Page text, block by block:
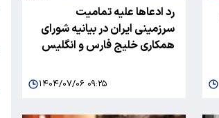
رد ادعاها علیه تمامیت
سرزمینی ایران در بیانیه شورای
همکاری خلیج فارس و انگلیس
۱۴۰۴/۰۷/۰۶ ۰۹:۲۵